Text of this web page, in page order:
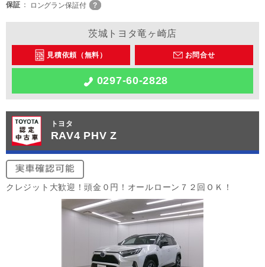
保証
ロングラン保証付
茨城トヨタ竜ヶ崎店
見積依頼（無料） お問合せ
0297-60-2828
トヨタ
RAV4 PHV Z
クレジット大歓迎！頭金０円！オールローン７２回ＯＫ！